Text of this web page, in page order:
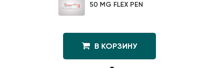
50 MG FLEX PEN
В КОРЗИНУ